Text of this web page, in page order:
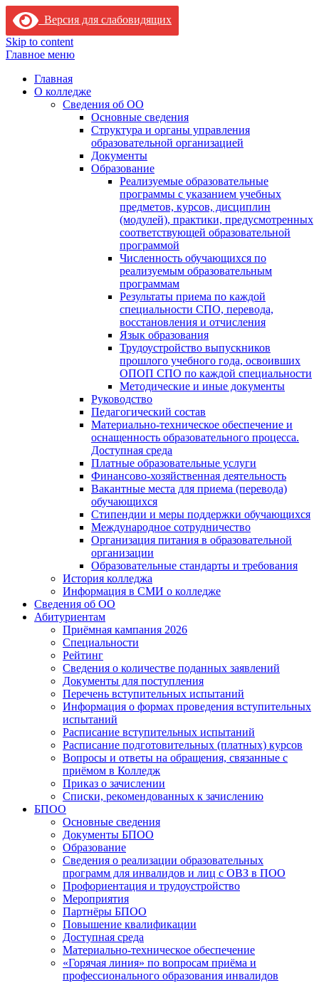
Версия для слабовидящих
Skip to content
Главное меню
Главная
О колледже
Сведения об ОО
Основные сведения
Структура и органы управления
образовательной организацией
Документы
Образование
Реализуемые образовательные
программы с указанием учебных
предметов, курсов, дисциплин
(модулей), практики, предусмотренных
соответствующей образовательной
программой
Численность обучающихся по
реализуемым образовательным
программам
Результаты приема по каждой
специальности СПО, перевода,
восстановления и отчисления
Язык образования
Трудоустройство выпускников
прошлого учебного года, освоивших
ОПОП СПО по каждой специальности
Методические и иные документы
Руководство
Педагогический состав
Материально-техническое обеспечение и
оснащенность образовательного процесса.
Доступная среда
Платные образовательные услуги
Финансово-хозяйственная деятельность
Вакантные места для приема (перевода)
обучающихся
Стипендии и меры поддержки обучающихся
Международное сотрудничество
Организация питания в образовательной
организации
Образовательные стандарты и требования
История колледжа
Информация в СМИ о колледже
Сведения об ОО
Абитуриентам
Приёмная кампания 2026
Специальности
Рейтинг
Сведения о количестве поданных заявлений
Документы для поступления
Перечень вступительных испытаний
Информация о формах проведения вступительных
испытаний
Расписание вступительных испытаний
Расписание подготовительных (платных) курсов
Вопросы и ответы на обращения, связанные с
приёмом в Колледж
Приказ о зачислении
Списки, рекомендованных к зачислению
БПОО
Основные сведения
Документы БПОО
Образование
Сведения о реализации образовательных
программ для инвалидов и лиц с ОВЗ в ПОО
Профориентация и трудоустройство
Мероприятия
Партнёры БПОО
Повышение квалификации
Доступная среда
Материально-техническое обеспечение
«Горячая линия» по вопросам приёма и
профессионального образования инвалидов